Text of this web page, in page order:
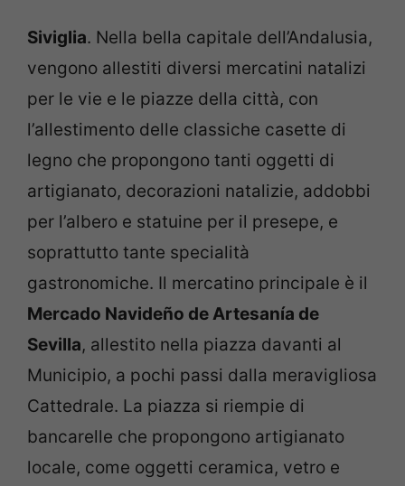
Siviglia. Nella bella capitale dell’Andalusia,
vengono allestiti diversi mercatini natalizi
per le vie e le piazze della città, con
l’allestimento delle classiche casette di
legno che propongono tanti oggetti di
artigianato, decorazioni natalizie, addobbi
per l’albero e statuine per il presepe, e
soprattutto tante specialità
gastronomiche. Il mercatino principale è il
Mercado Navideño de Artesanía de
Sevilla, allestito nella piazza davanti al
Municipio, a pochi passi dalla meravigliosa
Cattedrale. La piazza si riempie di
bancarelle che propongono artigianato
locale, come oggetti ceramica, vetro e